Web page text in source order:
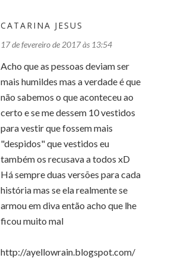
CATARINA JESUS
17 de fevereiro de 2017 às 13:54
Acho que as pessoas deviam ser
mais humildes mas a verdade é que
não sabemos o que aconteceu ao
certo e se me dessem 10 vestidos
para vestir que fossem mais
"despidos" que vestidos eu
também os recusava a todos xD
Há sempre duas versões para cada
história mas se ela realmente se
armou em diva então acho que lhe
ficou muito mal
http://ayellowrain.blogspot.com/